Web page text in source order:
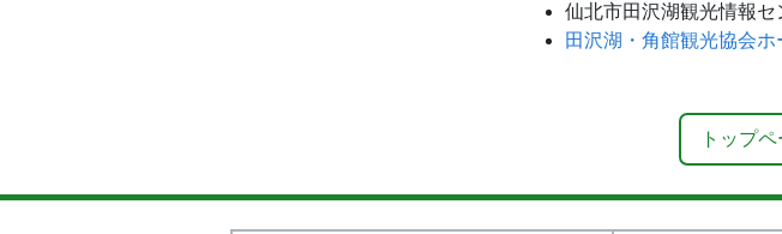
仙北市田沢湖観光情報セ
田沢湖・角館観光協会ホ
トップ